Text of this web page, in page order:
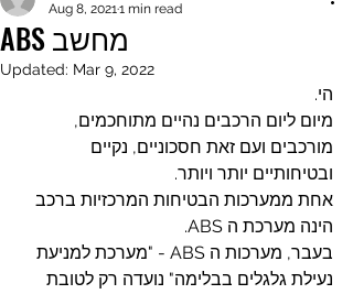
ABS מחשב
Aug 8, 20211 min read
Updated: Mar 9, 2022
הי.
מיום ליום הרכבים נהיים מתוחכמים,
מורכבים ועם זאת חסכוניים, נקיים
ובטיחותיים יותר ויותר.
אחת ממערכות הבטיחות המרכזיות ברכב
הינה מערכת ה ABS.
בעבר, מערכות ה ABS - "מערכת למניעת
נעילת גלגלים בבלימה" נועדה רק לטובת